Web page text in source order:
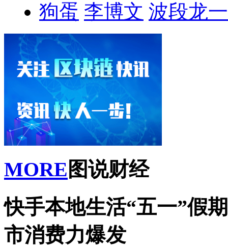
狗蛋 李博文 波段龙一
MORE 图说财经
快手本地生活“五一”假
市消费力爆发